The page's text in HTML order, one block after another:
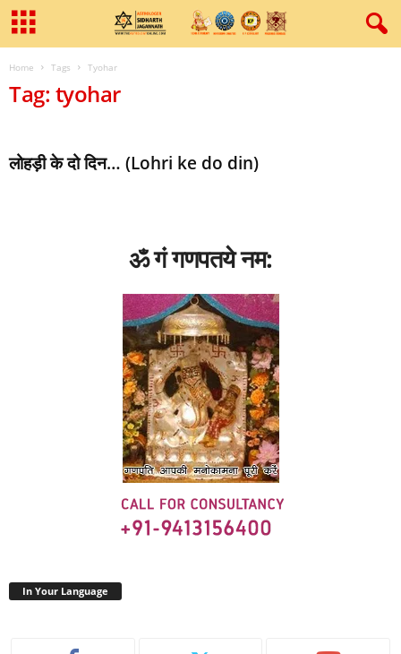
Home Tags Tyohar
Tag: tyohar
लोहड़ी के दो दिन… (Lohri ke do din)
ॐ गं गणपतये नम:
In Your Language